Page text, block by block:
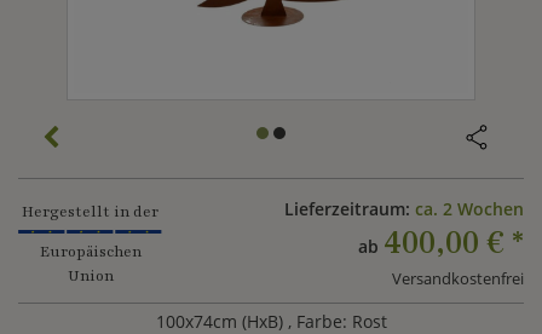
Hergestellt in der
Europäischen
Union
Lieferzeitraum: ca. 2 Wochen
ab 400,00 € *
Versandkostenfrei
100x74cm (HxB) , Farbe: Rost